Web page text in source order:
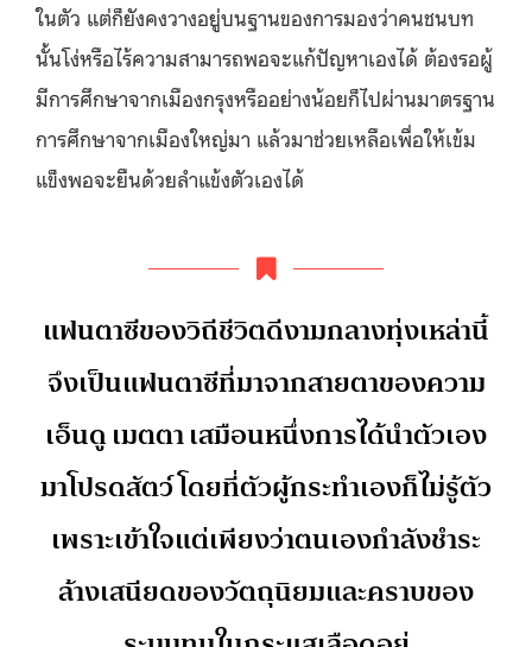
ในตัว แต่ก็ยังคงวางอยู่บนฐานของการมองว่าคนชนบท
นั้นโง่หรือไร้ความสามารถพอจะแก้ปัญหาเองได้ ต้องรอผู้
มีการศึกษาจากเมืองกรุงหรืออย่างน้อยก็ไปผ่านมาตรฐาน
การศึกษาจากเมืองใหญ่มา แล้วมาช่วยเหลือเพื่อให้เข้ม
แข็งพอจะยืนด้วยลำแข้งตัวเองได้
แฟนตาซีของวิถีชีวิตดีงามกลางทุ่งเหล่านี้
จึงเป็นแฟนตาซีที่มาจากสายตาของความ
เอ็นดู เมตตา เสมือนหนึ่งการได้นำตัวเอง
มาโปรดสัตว์ โดยที่ตัวผู้กระทำเองก็ไม่รู้ตัว
เพราะเข้าใจแต่เพียงว่าตนเองกำลังชำระ
ล้างเสนียดของวัตถุนิยมและคราบของ